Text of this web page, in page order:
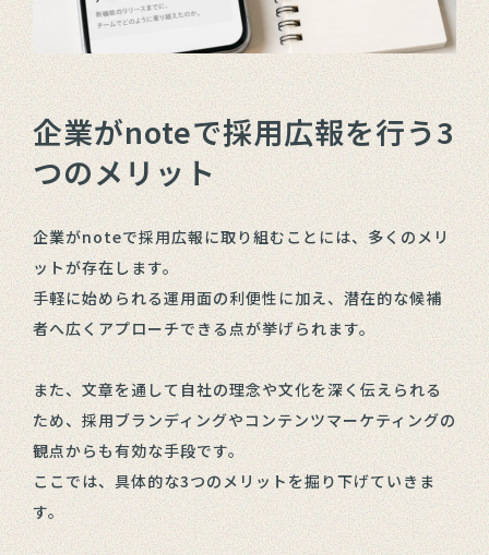
企業がnoteで採用広報を行う3
つのメリット
企業がnoteで採用広報に取り組むことには、多くのメリ
ットが存在します。
手軽に始められる運用面の利便性に加え、潜在的な候補
者へ広くアプローチできる点が挙げられます。
また、文章を通して自社の理念や文化を深く伝えられる
ため、採用ブランディングやコンテンツマーケティングの
観点からも有効な手段です。
ここでは、具体的な3つのメリットを掘り下げていきま
す。